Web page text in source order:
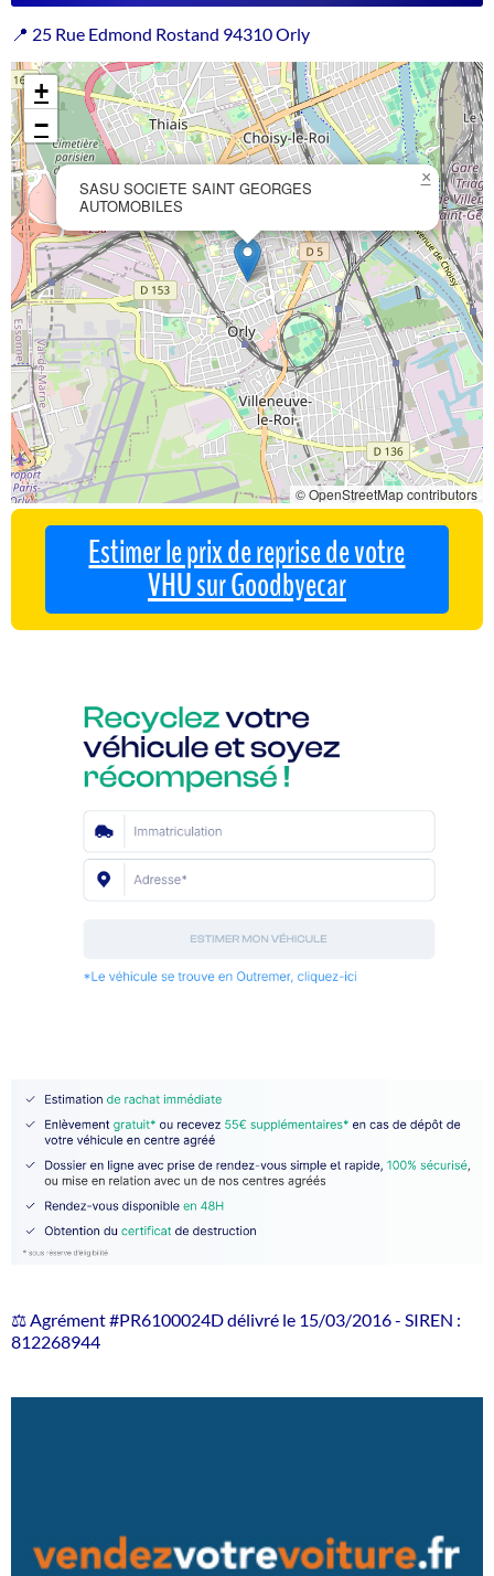
📍 25 Rue Edmond Rostand 94310 Orly
SASU SOCIETE SAINT GEORGES
AUTOMOBILES
×
+
−
© OpenStreetMap contributors
Estimer le prix de reprise de votre
VHU sur Goodbyecar
⚖️ Agrément #PR6100024D délivré le 15/03/2016 - SIREN :
812268944